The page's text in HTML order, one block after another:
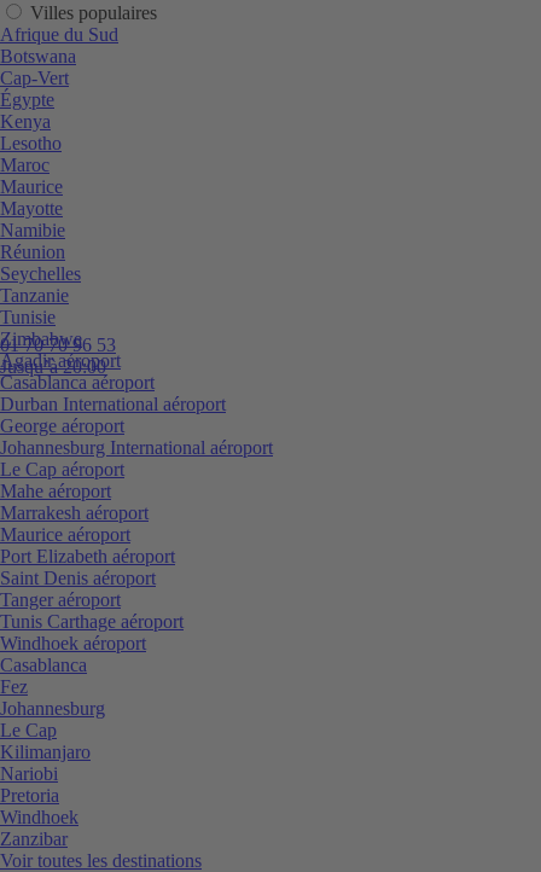
01 70 70 96 53
Jusqu’à 20:00
Villes populaires
Afrique du Sud
Botswana
Cap-Vert
Égypte
Kenya
Lesotho
Maroc
Maurice
Mayotte
Namibie
Réunion
Seychelles
Tanzanie
Tunisie
Zimbabwe
Agadir aéroport
Casablanca aéroport
Durban International aéroport
George aéroport
Johannesburg International aéroport
Le Cap aéroport
Mahe aéroport
Marrakesh aéroport
Maurice aéroport
Port Elizabeth aéroport
Saint Denis aéroport
Tanger aéroport
Tunis Carthage aéroport
Windhoek aéroport
Casablanca
Fez
Johannesburg
Le Cap
Kilimanjaro
Nariobi
Pretoria
Windhoek
Zanzibar
Voir toutes les destinations